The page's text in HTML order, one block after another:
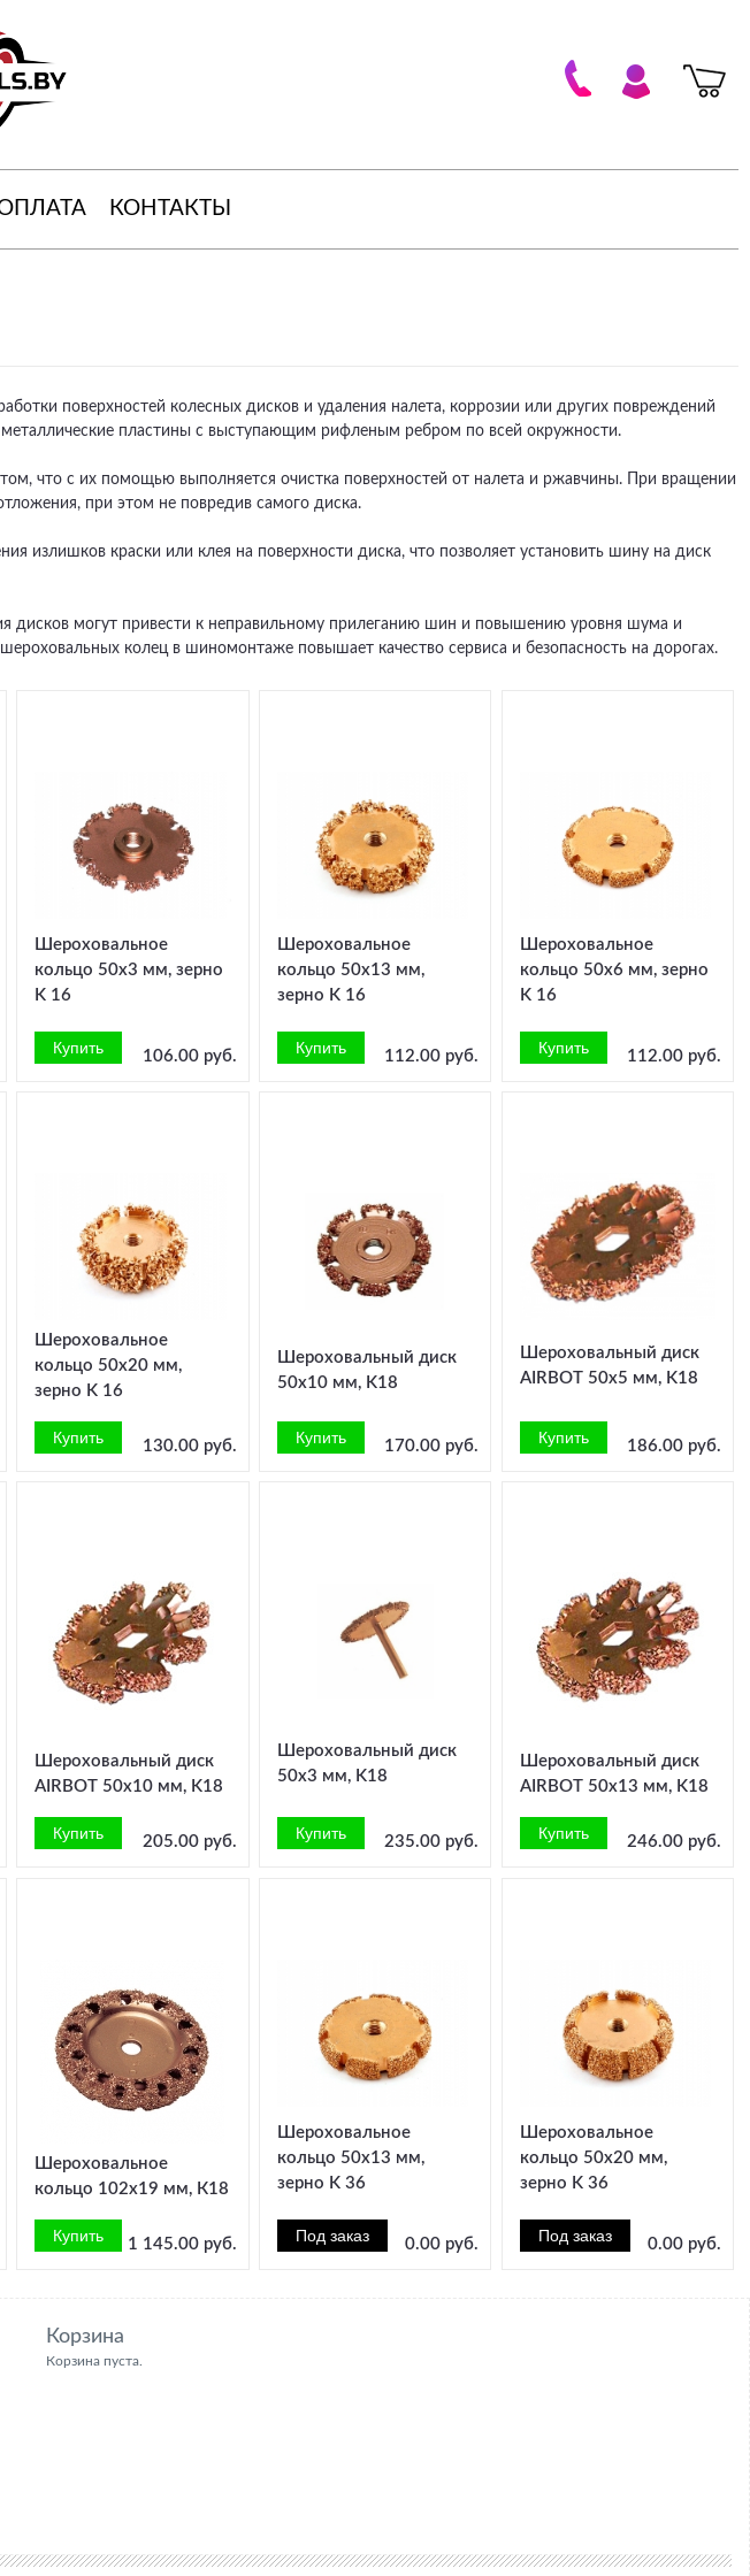
КОНТАКТЫ
поверхностей колесных дисков и удаления налета, коррозии или других повреждений
пластины с выступающим рифленым ребром по всей окружности.
что с их помощью выполняется очистка поверхностей от налета и ржавчины. При вращении
при этом не повредив самого диска.
излишков краски или клея на поверхности диска, что позволяет установить шину на диск
дисков могут привести к неправильному прилеганию шин и повышению уровня шума и
колец в шиномонтаже повышает качество сервиса и безопасность на дорогах.
Шероховальное
кольцо 50x3 мм, зерно
K 16
106.00 руб.
Шероховальное
кольцо 50x13 мм,
зерно K 16
112.00 руб.
Шероховальное
кольцо 50x6 мм, зерно
K 16
112.00 руб.
Шероховальное
кольцо 50x20 мм,
зерно K 16
130.00 руб.
Шероховальный диск
50x10 мм, K18
170.00 руб.
Шероховальный диск
AIRBOT 50x5 мм, K18
186.00 руб.
Шероховальный диск
AIRBOT 50x10 мм, K18
205.00 руб.
Шероховальный диск
50x3 мм, K18
235.00 руб.
Шероховальный диск
AIRBOT 50x13 мм, K18
246.00 руб.
Шероховальное
кольцо 102х19 мм, К18
1 145.00 руб.
Шероховальное
кольцо 50x13 мм,
зерно K 36
0.00 руб.
Шероховальное
кольцо 50x20 мм,
зерно K 36
0.00 руб.
Корзина
Корзина пуста.